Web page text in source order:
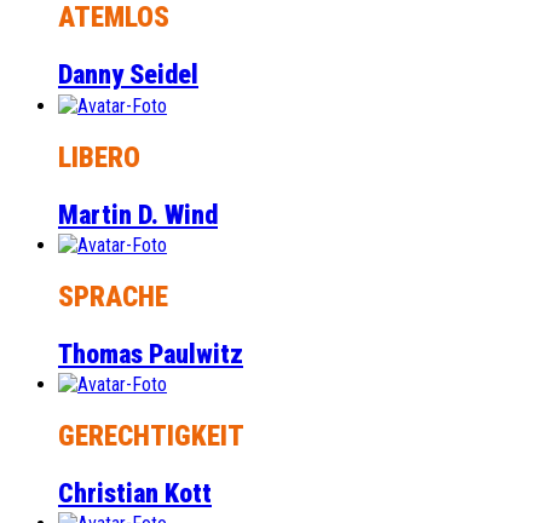
ATEMLOS
Danny Seidel
LIBERO
Martin D. Wind
SPRACHE
Thomas Paulwitz
GERECHTIGKEIT
Christian Kott